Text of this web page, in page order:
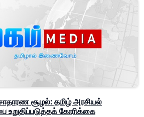
சூழல்: தமிழ் அரசியல்
உறுதிப்படுத்தக் கோரிக்கை